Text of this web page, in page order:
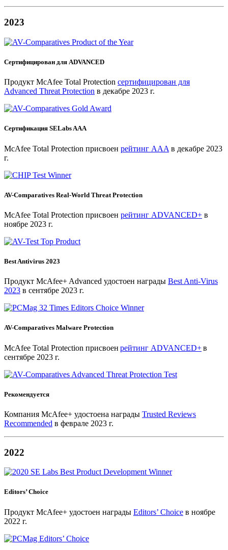
2023
Сертифицирован для ADVANCED
Продукт McAfee Total Protection сертифицирован для
Advanced Threat Protection в декабре 2023 г.
Сертификация SELabs AAA
McAfee Total Protection присвоен рейтинг AAA в декабре 2023
г.
AV-Comparatives Real-World Threat Protection
McAfee Total Protection присвоен рейтинг ADVANCED+ в
ноябре 2023 г.
Best Antivirus 2023
Продукт McAfee+ Advanced удостоен награды Best Anti-Virus
2023 в сентябре 2023 г.
AV-Comparatives Malware Protection
McAfee Total Protection присвоен рейтинг ADVANCED+в
сентябре 2023 г.
Рекомендуется
Компания McAfee+ удостоена награды Trusted Reviews
Recommended в феврале 2023 г.
2022
Editors’ Choice
Продукт McAfee+ удостоен награды Editors’ Choice в ноябре
2022 г.